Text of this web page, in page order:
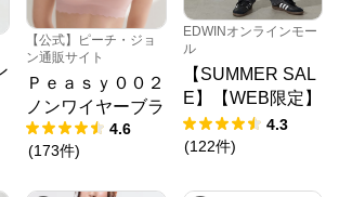
【公式】ピーチ・ジョ
ン通販サイト
Ｐｅａｓｙ００２
ノンワイヤーブラ
4.6
(173件)
EDWINオンラインモー
ル
【SUMMER SAL
E】【WEB限定】
STEPMARK ルー
ズペインターパン
4.3
(122件)